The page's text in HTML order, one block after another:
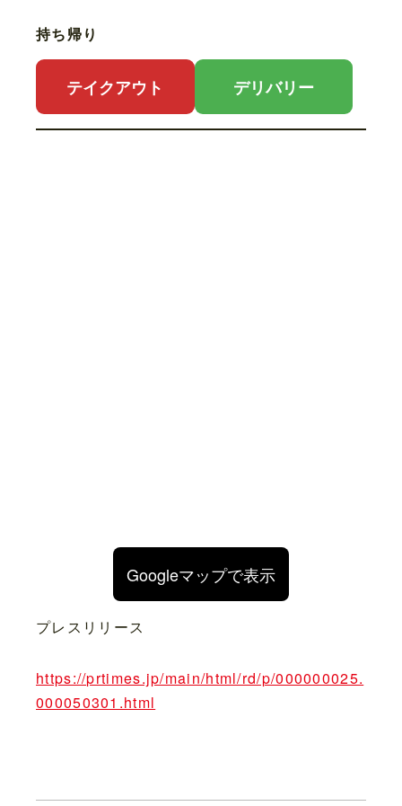
持ち帰り
テイクアウト デリバリー
Googleマップで表示
プレスリリース
https://prtimes.jp/main/html/rd/p/000000025.
000050301.html